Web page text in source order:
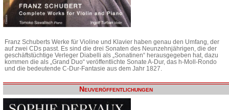
Franz Schuberts Werke für Violine und Klavier haben genau den Umfang, der
auf zwei CDs passt. Es sind die drei Sonaten des Neunzehnjährigen, die der
geschäftstüchtige Verleger Diabelli als „Sonatinen“ herausgegeben hat, dazu
kommen die als „Grand Duo“ veröffentlichte Sonate A-Dur, das h-Moll-Rondo
und die bedeutende C-Dur-Fantasie aus dem Jahr 1827.
Neuveröffentlichungen